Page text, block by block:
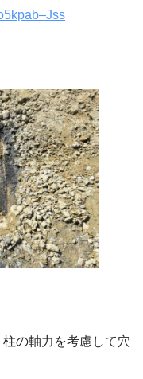
の軸力を考慮して穴